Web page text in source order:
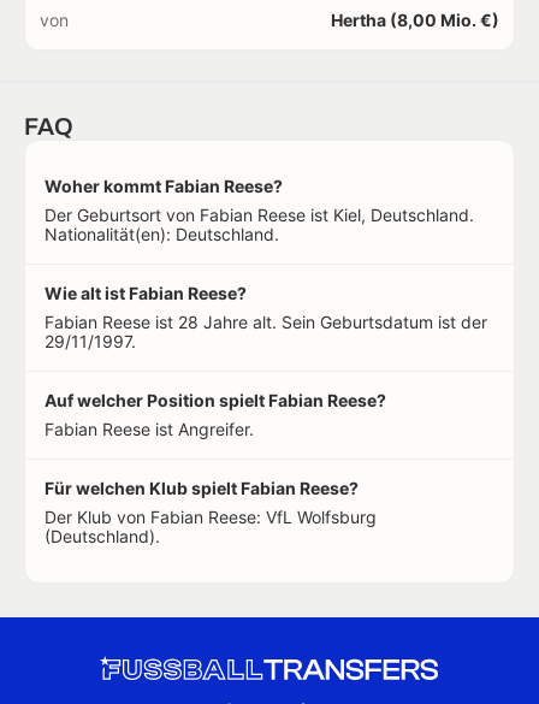
von Hertha (8,00 Mio. €)
FAQ
Woher kommt Fabian Reese?
Der Geburtsort von Fabian Reese ist Kiel, Deutschland.
Nationalität(en): Deutschland.
Wie alt ist Fabian Reese?
Fabian Reese ist 28 Jahre alt. Sein Geburtsdatum ist der
29/11/1997.
Auf welcher Position spielt Fabian Reese?
Fabian Reese ist Angreifer.
Für welchen Klub spielt Fabian Reese?
Der Klub von Fabian Reese: VfL Wolfsburg
(Deutschland).